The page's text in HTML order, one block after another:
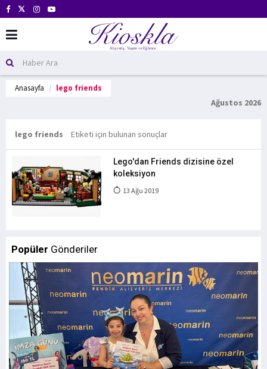
Anasayfa lego friends
Ağustos 2026
lego friends Etiketi için bulunan sonuçlar
Lego'dan Friends dizisine özel
koleksiyon
13 Ağu 2019
Popüler Gönderiler